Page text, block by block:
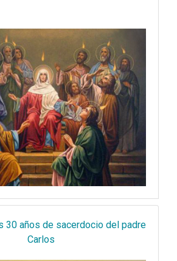
30 años de sacerdocio del padre
Carlos